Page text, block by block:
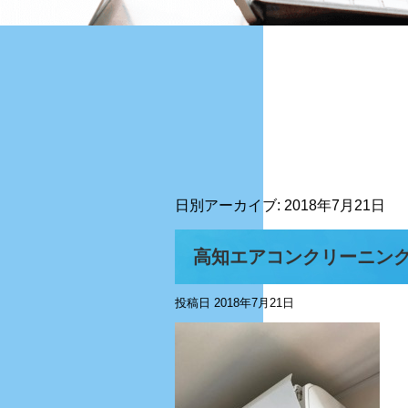
日別アーカイブ: 2018年7月21日
高知エアコンクリーニン
投稿日 2018年7月21日